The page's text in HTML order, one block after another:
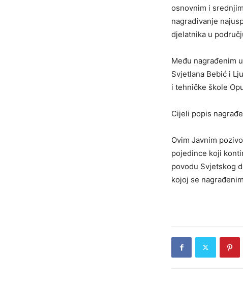
osnovnim i
nagrađivanje
djelatnika u
Među nagrađenim
Svjetlana Bebić i
i tehničke škole
Cijeli popis
Ovim Javnim
pojedince koji
povodu Svjetskog
kojoj se